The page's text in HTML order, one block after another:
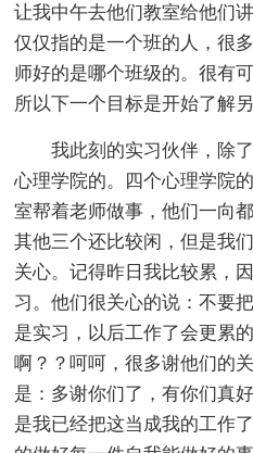
让我中午去他们教室给他们
仅仅指的是一个班的人，很
师好的是哪个班级的。很有
所以下一个目标是开始了解
我此刻的实习伙伴，除
心理学院的。四个心理学院
室帮着老师做事，他们一向
其他三个还比较闲，但是我
关心。记得昨日我比较累，
习。他们很关心的说：不要
是实习，以后工作了会更累
啊？？呵呵，很多谢他们的
是：多谢你们了，有你们真
是我已经把这当成我的工作